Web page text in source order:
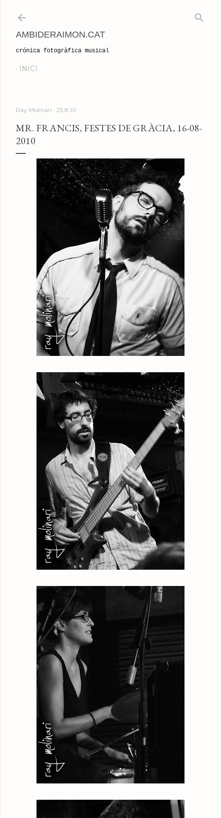
AMBIDERAIMON.CAT
crónica fotogràfica musical
INICI
Ray Molinari 23.8.10
MR. FRANCIS, FESTES DE GRÀCIA, 16-08-
2010